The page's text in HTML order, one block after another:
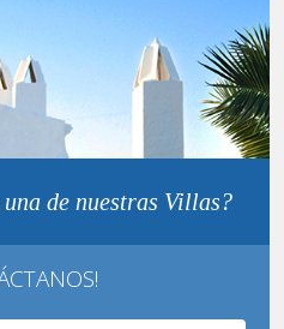
de nuestras Villas?